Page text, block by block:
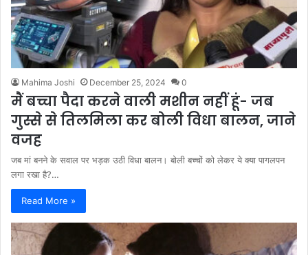
Mahima Joshi December 25, 2024 0
मैं बच्चा पैदा करने वाली मशीन नहीं हूं- जब
गुस्से से तिलमिला कर बोली विधा बालन, जाने
वजह
जब मां बनने के सवाल पर भड़क उठी विधा बालन। बोली बच्चों को लेकर ये क्या पागलपन
लगा रखा है?…
Read More »